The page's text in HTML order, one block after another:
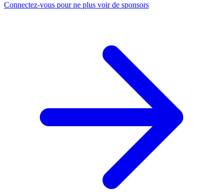
Connectez-vous pour ne plus voir de sponsors